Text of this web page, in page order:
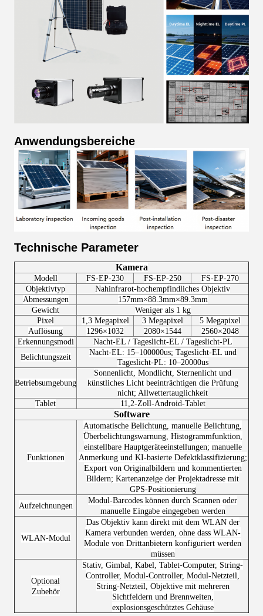
Anwendungsbereiche
Technische Parameter
Kamera
Modell FS-EP-230 FS-EP-250
FS-EP-270
Objektivtyp
Nahinfrarot-hochempfindliches Objektiv
Abmessungen
157mm×88.3mm×89.3mm
Gewicht
Weniger als 1 kg
Pixel
1,3 Megapixel 3 Megapixel
5 Megapixel
Auflösung
1296×1032 2080×1544
2560×2048
Erkennungsmodi
Nacht-EL / Tageslicht-EL / Tageslicht-PL
Belichtungszeit
Nacht-EL: 15–100000us; Tageslicht-EL und
Tageslicht-PL: 10–20000us
Betriebsumgebung
Sonnenlicht, Mondlicht, Sternenlicht und
künstliches Licht beeinträchtigen die Prüfung
nicht; Allwettertauglichkeit
Tablet
11,2-Zoll-Android-Tablet
Software
Funktionen
Automatische Belichtung, manuelle Belichtung,
Überbelichtungswarnung, Histogrammfunktion,
einstellbare Hauptgeräteeinstellungen; manuelle
Anmerkung und KI-basierte Defektklassifizierung;
Export von Originalbildern und kommentierten
Bildern; Kartenanzeige der Projektadresse mit
GPS-Positionierung
Aufzeichnungen
Modul-Barcodes können durch Scannen oder
manuelle Eingabe eingegeben werden
WLAN-Modul
Das Objektiv kann direkt mit dem WLAN der
Kamera verbunden werden, ohne dass WLAN-
Module von Drittanbietern konfiguriert werden
müssen
Optional
Zubehör
Stativ, Gimbal, Kabel, Tablet-Computer, String-
Controller, Modul-Controller, Modul-Netzteil,
String-Netzteil, Objektive mit mehreren
Sichtfeldern und Brennweiten,
explosionsgeschütztes Gehäuse